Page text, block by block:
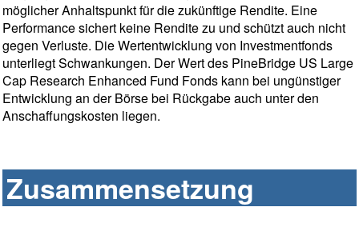
möglicher Anhaltspunkt für die zukünftige Rendite. Eine
Performance sichert keine Rendite zu und schützt auch nicht
gegen Verluste. Die Wertentwicklung von Investmentfonds
unterliegt Schwankungen. Der Wert des PineBridge US Large
Cap Research Enhanced Fund Fonds kann bei ungünstiger
Entwicklung an der Börse bei Rückgabe auch unter den
Anschaffungskosten liegen.
Zusammensetzung